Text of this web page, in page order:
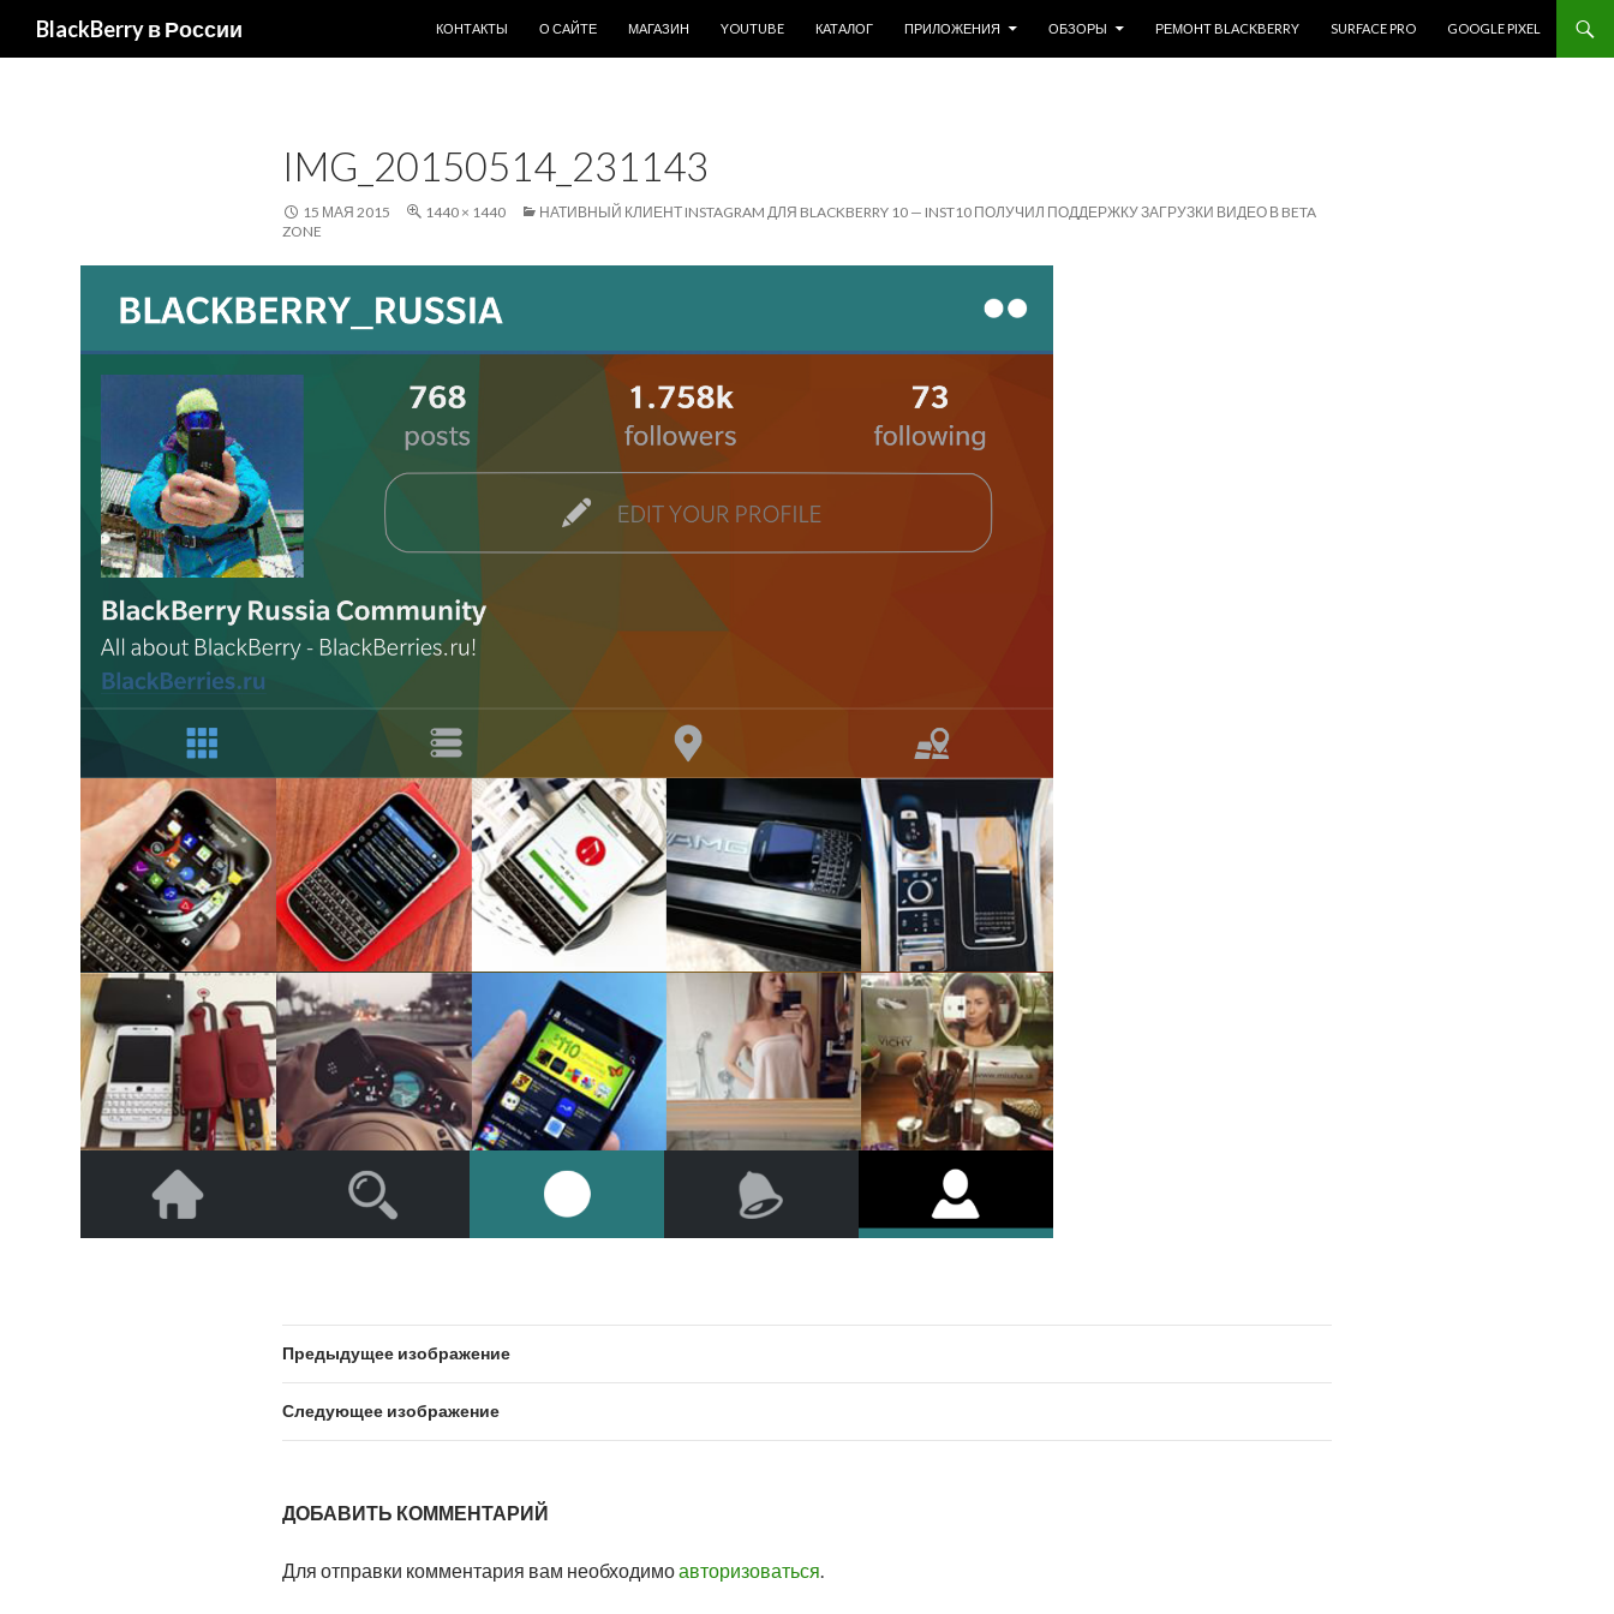
BlackBerry в России
КОНТАКТЫ
О САЙТЕ МАГАЗИН YOUTUBE КАТАЛОГ ПРИЛОЖЕНИЯ ОБЗОРЫ РЕМОНТ BLACKBERRY SURFACE PRO GOOGLE PIXEL
IMG_20150514_231143
15 МАЯ 2015 1440 × 1440
НАТИВНЫЙ КЛИЕНТ INSTAGRAM ДЛЯ BLACKBERRY 10 — INST10 ПОЛУЧИЛ ПОДДЕРЖКУ ЗАГРУЗКИ ВИДЕО В BETA
ZONE
Предыдущее изображение
Следующее изображение
ДОБАВИТЬ КОММЕНТАРИЙ
Для отправки комментария вам необходимоавторизоваться.